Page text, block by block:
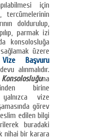
için
tercümelerinin
doldurulup,
parmak izi
konsolosluğa
üzere
Başvuru
alınmalıdır.
na
birine
yalnızca vize
görev
edilen bilgi
buradaki
nihai bir karara